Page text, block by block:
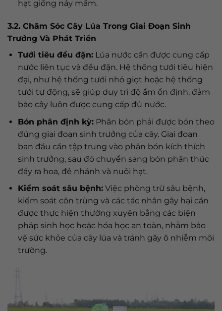
hạt giống nảy mầm.
3.2. Chăm Sóc Cây Lúa Trong Giai Đoạn Sinh
Trưởng Và Phát Triển
Tưới tiêu đều đặn:Lúa nước cần được cung cấp
nước liên tục và đều đặn. Hệ thống tưới tiêu hiện
đại, như hệ thống tưới nhỏ giọt hoặc hệ thống
tưới tự động, sẽ giúp duy trì độ ẩm ổn định, đảm
bảo cây luôn được cung cấp đủ nước.
Bón phân định kỳ:Phân bón phải được bón theo
đúng giai đoạn sinh trưởng của cây. Giai đoạn
ban đầu cần tập trung vào phân bón kích thích
sinh trưởng, sau đó chuyển sang bón phân thúc
đẩy ra hoa, đẻ nhánh và nuôi hạt.
Kiểm soát sâu bệnh:Việc phòng trừ sâu bệnh,
kiểm soát côn trùng và các tác nhân gây hại cần
được thực hiện thường xuyên bằng các biện
pháp sinh học hoặc hóa học an toàn, nhằm bảo
vệ sức khỏe của cây lúa và tránh gây ô nhiễm môi
trường.